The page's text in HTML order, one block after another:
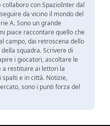
collaboro con SpazioInter dal
da vicino il mondo del
A. Sono un grande
piace raccontare quello che
campo, dai retroscena dello
squadra. Scrivere di
i giocatori, ascoltare le
a restituire ai lettori la
spalti e in città. Notizie,
sono i punti forza del